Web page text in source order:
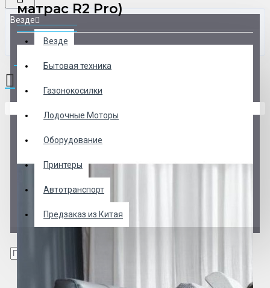
Везде
Везде
Бытовая техника
Газонокосилки
Лодочные Моторы
Оборудование
Принтеры
Автотранспорт
Предзаказ из Китая
0 товар(ов) - 0 р.
матрас R2 Pro)